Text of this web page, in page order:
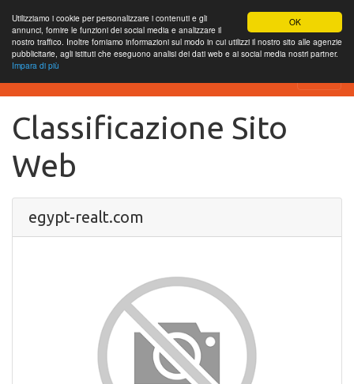
OK
Utilizziamo i cookie per personalizzare i contenuti e gli
annunci, fornire le funzioni dei social media e analizzare il
nostro traffico. Inoltre forniamo informazioni sul modo in cui utilizzi il nostro sito alle agenzie
pubblicitarie, agli istituti che eseguono analisi dei dati web e ai social media nostri partner.
Impara di più
SEO Analytics
Classificazione Sito
Web
egypt-realt.com